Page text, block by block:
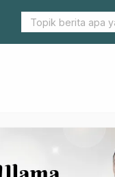
Lazisnu Kabupaten